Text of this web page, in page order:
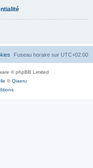
Fuseau horaire sur UTC+02:00
© phpBB Limited
©Qiaeru